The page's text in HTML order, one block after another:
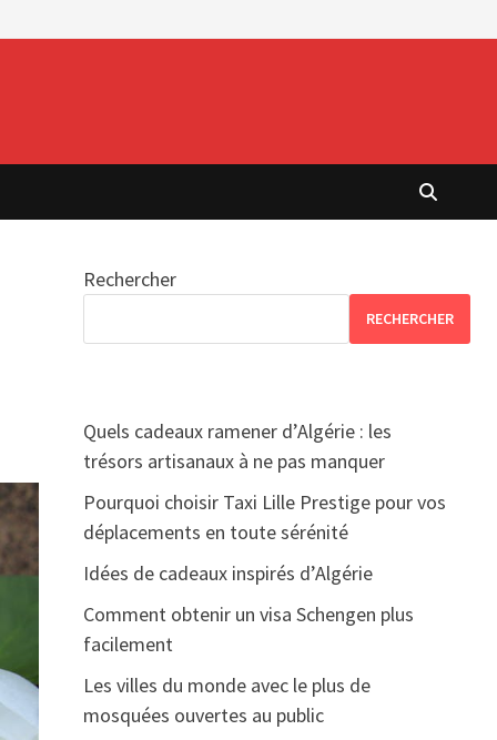
Rechercher
RECHERCHER
Quels cadeaux ramener d’Algérie : les
trésors artisanaux à ne pas manquer
Pourquoi choisir Taxi Lille Prestige pour vos
déplacements en toute sérénité
Idées de cadeaux inspirés d’Algérie
Comment obtenir un visa Schengen plus
facilement
Les villes du monde avec le plus de
mosquées ouvertes au public